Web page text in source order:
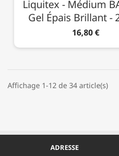
Liquitex - Médium
Gel Épais Brillant -
16,80 €
Affichage 1-12 de 34 article(s)
ADRESSE